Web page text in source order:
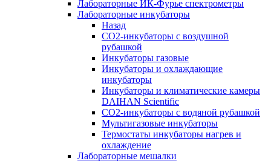
Лабораторные ИК-Фурье спектрометры
Лабораторные инкубаторы
Назад
СО2-инкубаторы с воздушной
рубашкой
Инкубаторы газовые
Инкубаторы и охлаждающие
инкубаторы
Инкубаторы и климатические камеры
DAIHAN Scientific
CO2-инкубаторы с водяной рубашкой
Мультигазовые инкубаторы
Термостаты инкубаторы нагрев и
охлаждение
Лабораторные мешалки